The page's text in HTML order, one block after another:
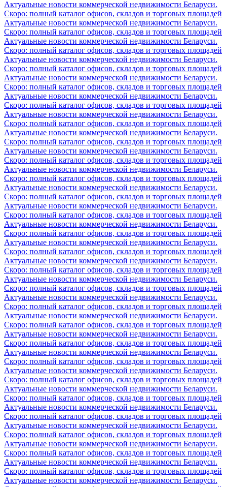
Актуальные новости коммерческой недвижимости Беларуси.
Скоро: полный каталог офисов, складов и торговых площадей
Актуальные новости коммерческой недвижимости Беларуси.
Скоро: полный каталог офисов, складов и торговых площадей
Актуальные новости коммерческой недвижимости Беларуси.
Скоро: полный каталог офисов, складов и торговых площадей
Актуальные новости коммерческой недвижимости Беларуси.
Скоро: полный каталог офисов, складов и торговых площадей
Актуальные новости коммерческой недвижимости Беларуси.
Скоро: полный каталог офисов, складов и торговых площадей
Актуальные новости коммерческой недвижимости Беларуси.
Скоро: полный каталог офисов, складов и торговых площадей
Актуальные новости коммерческой недвижимости Беларуси.
Скоро: полный каталог офисов, складов и торговых площадей
Актуальные новости коммерческой недвижимости Беларуси.
Скоро: полный каталог офисов, складов и торговых площадей
Актуальные новости коммерческой недвижимости Беларуси.
Скоро: полный каталог офисов, складов и торговых площадей
Актуальные новости коммерческой недвижимости Беларуси.
Скоро: полный каталог офисов, складов и торговых площадей
Актуальные новости коммерческой недвижимости Беларуси.
Скоро: полный каталог офисов, складов и торговых площадей
Актуальные новости коммерческой недвижимости Беларуси.
Скоро: полный каталог офисов, складов и торговых площадей
Актуальные новости коммерческой недвижимости Беларуси.
Скоро: полный каталог офисов, складов и торговых площадей
Актуальные новости коммерческой недвижимости Беларуси.
Скоро: полный каталог офисов, складов и торговых площадей
Актуальные новости коммерческой недвижимости Беларуси.
Скоро: полный каталог офисов, складов и торговых площадей
Актуальные новости коммерческой недвижимости Беларуси.
Скоро: полный каталог офисов, складов и торговых площадей
Актуальные новости коммерческой недвижимости Беларуси.
Скоро: полный каталог офисов, складов и торговых площадей
Актуальные новости коммерческой недвижимости Беларуси.
Скоро: полный каталог офисов, складов и торговых площадей
Актуальные новости коммерческой недвижимости Беларуси.
Скоро: полный каталог офисов, складов и торговых площадей
Актуальные новости коммерческой недвижимости Беларуси.
Скоро: полный каталог офисов, складов и торговых площадей
Актуальные новости коммерческой недвижимости Беларуси.
Скоро: полный каталог офисов, складов и торговых площадей
Актуальные новости коммерческой недвижимости Беларуси.
Скоро: полный каталог офисов, складов и торговых площадей
Актуальные новости коммерческой недвижимости Беларуси.
Скоро: полный каталог офисов, складов и торговых площадей
Актуальные новости коммерческой недвижимости Беларуси.
Скоро: полный каталог офисов, складов и торговых площадей
Актуальные новости коммерческой недвижимости Беларуси.
Скоро: полный каталог офисов, складов и торговых площадей
Актуальные новости коммерческой недвижимости Беларуси.
Скоро: полный каталог офисов, складов и торговых площадей
Актуальные новости коммерческой недвижимости Беларуси.